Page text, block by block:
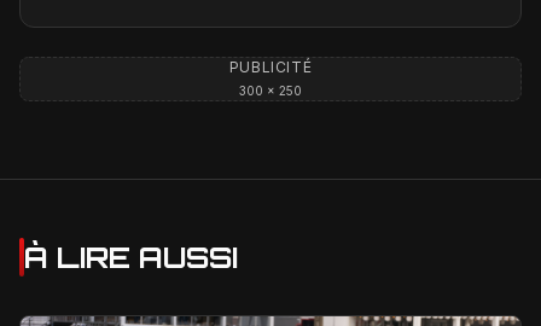
PUBLICITÉ
300 × 250
À LIRE AUSSI